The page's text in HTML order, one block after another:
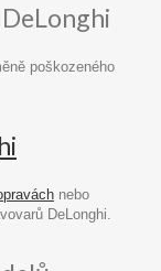
poškozeného
nebo
DeLonghi.